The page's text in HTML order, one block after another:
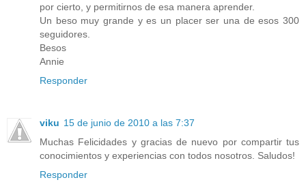
por cierto, y permitirnos de esa manera aprender.
Un beso muy grande y es un placer ser una de esos 300
seguidores.
Besos
Annie
Responder
viku 15 de junio de 2010 a las 7:37
Muchas Felicidades y gracias de nuevo por compartir tus
conocimientos y experiencias con todos nosotros. Saludos!
Responder